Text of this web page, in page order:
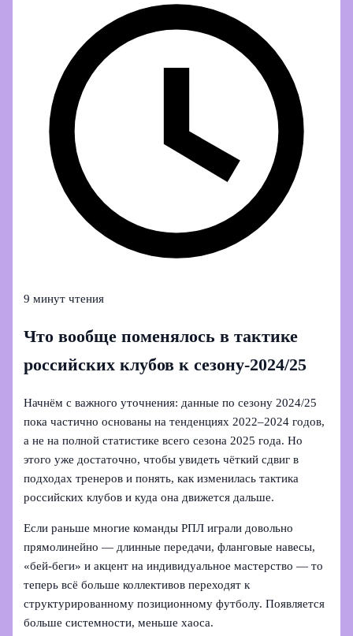
9 минут чтения
Что вообще поменялось в тактике
российских клубов к сезону‑2024/25
Начнём с важного уточнения: данные по сезону 2024/25
пока частично основаны на тенденциях 2022–2024 годов,
а не на полной статистике всего сезона 2025 года. Но
этого уже достаточно, чтобы увидеть чёткий сдвиг в
подходах тренеров и понять, как изменилась тактика
российских клубов и куда она движется дальше.
Если раньше многие команды РПЛ играли довольно
прямолинейно — длинные передачи, фланговые навесы,
«бей-беги» и акцент на индивидуальное мастерство — то
теперь всё больше коллективов переходят к
структурированному позиционному футболу. Появляется
больше системности, меньше хаоса.